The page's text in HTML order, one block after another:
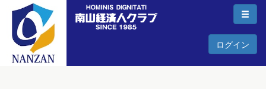
ログイン